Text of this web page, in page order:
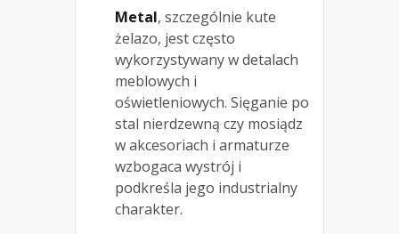
Metal, szczególnie kute
żelazo, jest często
wykorzystywany w detalach
meblowych i
oświetleniowych. Sięganie po
stal nierdzewną czy mosiądz
w akcesoriach i armaturze
wzbogaca wystrój i
podkreśla jego industrialny
charakter.